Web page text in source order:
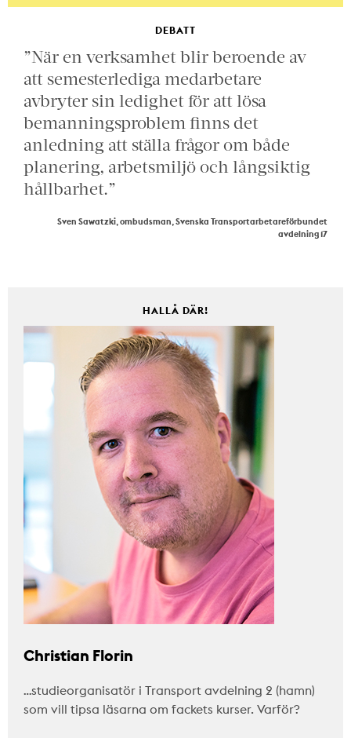
DEBATT
”När en verksamhet blir beroende av
att semesterlediga medarbetare
avbryter sin ledighet för att lösa
bemanningsproblem finns det
anledning att ställa frågor om både
planering, arbetsmiljö och långsiktig
hållbarhet.”
Sven Sawatzki, ombudsman, Svenska Transportarbetareförbundet
avdelning 17
HALLÅ DÄR!
Christian Florin
…studieorganisatör i Transport avdelning 2 (hamn)
som vill tipsa läsarna om fackets kurser. Varför?